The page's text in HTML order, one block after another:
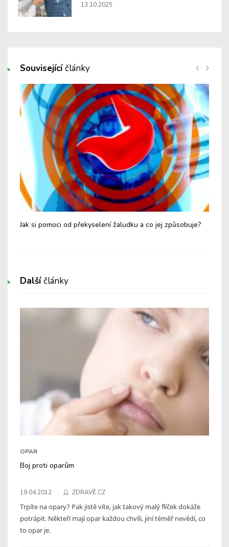
13.10.2025
Souvisejícíčlánky
Jak si pomoci od překyselení žaludku a co jej způsobuje?
Dalšíčlánky
OPAR
Boj proti oparům
19.04.2012 ZDRAVĚ.CZ
Trpíte na opary? Pak jistě víte, jak takový malý flíček dokáže
potrápit. Někteří mají opar každou chvíli, jiní téměř nevědí, co
to opar je.